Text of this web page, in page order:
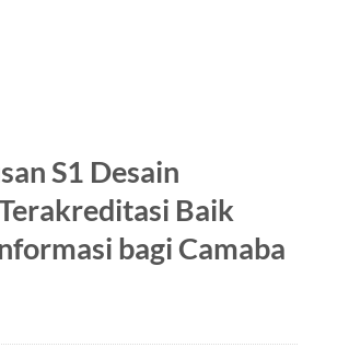
S1 Desain
Baik
bagi Camaba